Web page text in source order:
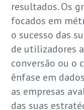
resultados. Os
focados em
o sucesso das
de utilizadores
conversão ou o
ênfase em
as empresas
das suas